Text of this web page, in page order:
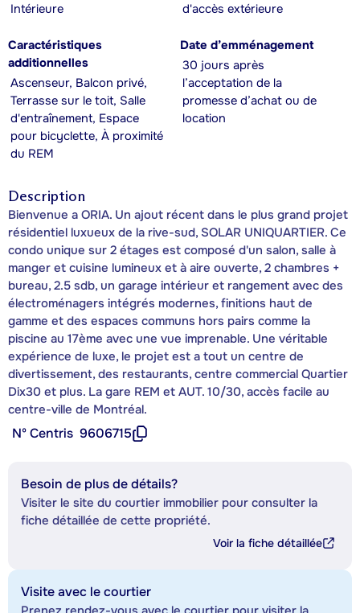
Intérieure
d'accès extérieure
Caractéristiques
additionnelles
Ascenseur, Balcon privé,
Terrasse sur le toit, Salle
d'entraînement, Espace
pour bicyclette, À proximité
du REM
Date d’emménagement
30 jours après
l’acceptation de la
promesse d’achat ou de
location
Description
Bienvenue a ORIA. Un ajout récent dans le plus grand projet
résidentiel luxueux de la rive-sud, SOLAR UNIQUARTIER. Ce
condo unique sur 2 étages est composé d'un salon, salle à
manger et cuisine lumineux et à aire ouverte, 2 chambres +
bureau, 2.5 sdb, un garage intérieur et rangement avec des
électroménagers intégrés modernes, finitions haut de
gamme et des espaces communs hors pairs comme la
piscine au 17ème avec une vue imprenable. Une véritable
expérience de luxe, le projet est a tout un centre de
divertissement, des restaurants, centre commercial Quartier
Dix30 et plus. La gare REM et AUT. 10/30, accès facile au
centre-ville de Montréal.
Nº Centris 9606715
Besoin de plus de détails?
Visiter le site du courtier immobilier pour consulter la
fiche détaillée de cette propriété.
Voir la fiche détaillée
Visite avec le courtier